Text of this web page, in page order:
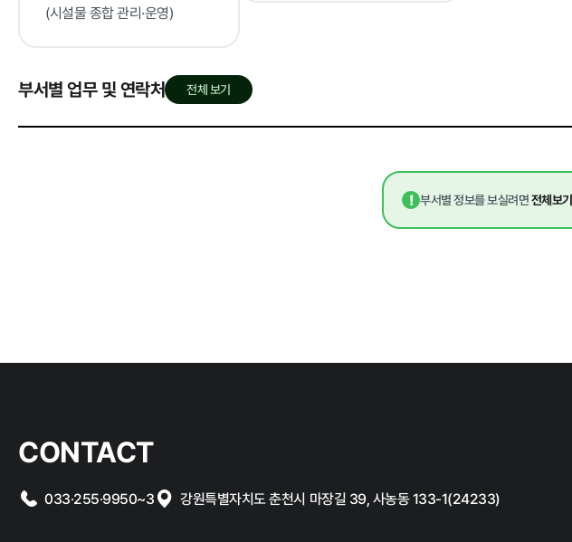
기관장 성과계약 달성정도
감사결과 조치요구사항
공지사항
(시설물 종합 관리·운영)
부서별 업무 및 연락처 전체 보기
! 부서별 정보를 보실려면전체보기
CONTACT
033·255·9950~3 강원특별자치도 춘천시 마장길 39, 사농동 133-1(24233)